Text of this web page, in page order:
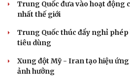
Trung Quốc đưa vào hoạt động
nhất thế giới
Trung Quốc thúc đẩy nghỉ
tiêu dùng
Xung đột Mỹ - Iran tạo hiệu
ảnh hưởng